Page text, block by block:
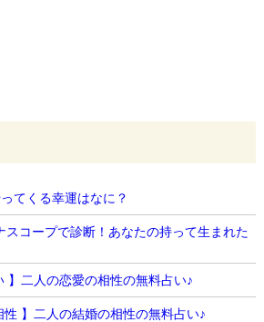
てくる幸運はなに？
スコープで診断！あなたの持って生まれた
】二人の恋愛の相性の無料占い♪
性 】二人の結婚の相性の無料占い♪